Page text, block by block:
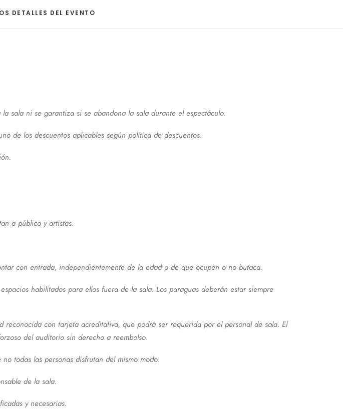
DETALLES DEL EVENTO
sala ni se garantiza si se abandona la sala durante el espectáculo.
de los descuentos aplicables según política de descuentos.
a público y artistas.
con entrada, independientemente de la edad o de que ocupen o no butaca.
habilitados para ellos fuera de la sala. Los paraguas deberán estar siempre
con tarjeta acreditativa, que podrá ser requerida por el personal de sala. El
del auditorio sin derecho a reembolso.
todas las personas disfrutan del mismo modo.
de la sala.
y necesarias.